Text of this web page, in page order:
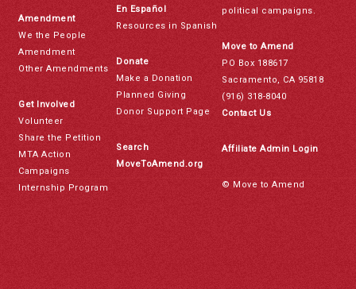
Amendment
We the People
Amendment
Other Amendments
Get Involved
Volunteer
Share the Petition
MTA Action
Campaigns
Internship Program
En Español
Resources in Spanish
Donate
Make a Donation
Planned Giving
Donor Support Page
Search
MoveToAmend.org
political campaigns.
Move to Amend
PO Box 188617
Sacramento, CA 95818
(916) 318-8040
Contact Us
Affiliate Admin Login
© Move to Amend